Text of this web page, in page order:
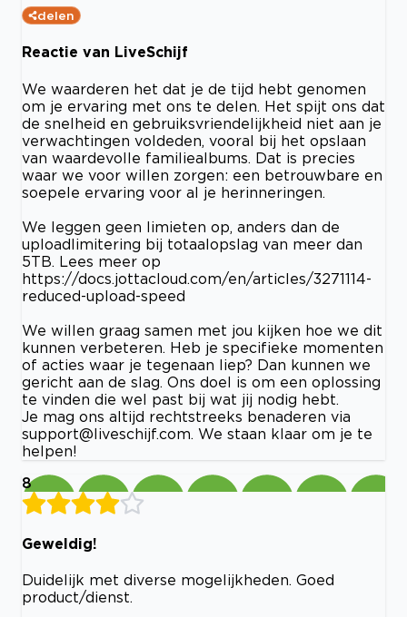
delen
Reactie van LiveSchijf
We waarderen het dat je de tijd hebt genomen
om je ervaring met ons te delen. Het spijt ons dat
de snelheid en gebruiksvriendelijkheid niet aan je
verwachtingen voldeden, vooral bij het opslaan
van waardevolle familiealbums. Dat is precies
waar we voor willen zorgen: een betrouwbare en
soepele ervaring voor al je herinneringen.
We leggen geen limieten op, anders dan de
uploadlimitering bij totaalopslag van meer dan
5TB. Lees meer op
https://docs.jottacloud.com/en/articles/3271114-
reduced-upload-speed
We willen graag samen met jou kijken hoe we dit
kunnen verbeteren. Heb je specifieke momenten
of acties waar je tegenaan liep? Dan kunnen we
gericht aan de slag. Ons doel is om een oplossing
te vinden die wel past bij wat jij nodig hebt.
Je mag ons altijd rechtstreeks benaderen via
support@liveschijf.com . We staan klaar om je te
helpen!
8
Geweldig!
Duidelijk met diverse mogelijkheden. Goed
product/dienst.